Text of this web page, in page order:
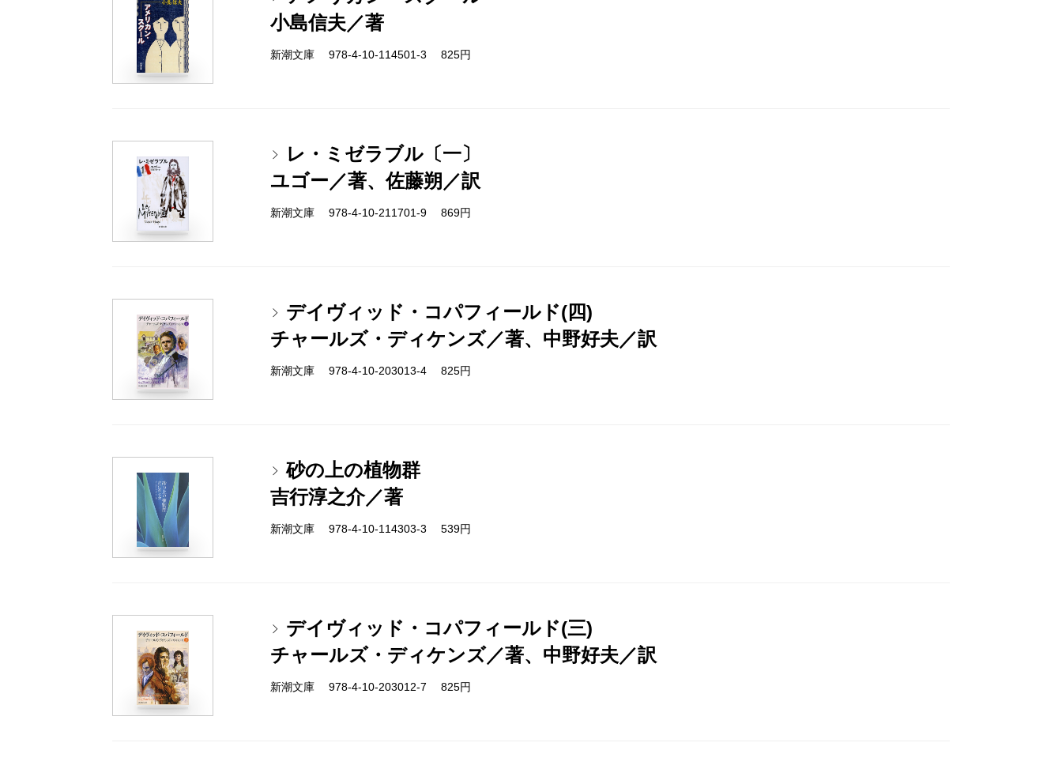
小島信夫／著
新潮文庫 978-4-10-114501-3 825円
レ・ミゼラブル〔一〕
ユゴー／著、佐藤朔／訳
新潮文庫 978-4-10-211701-9 869円
デイヴィッド・コパフィールド(四)
チャールズ・ディケンズ／著、中野好夫／訳
新潮文庫 978-4-10-203013-4 825円
砂の上の植物群
吉行淳之介／著
新潮文庫 978-4-10-114303-3 539円
デイヴィッド・コパフィールド(三)
チャールズ・ディケンズ／著、中野好夫／訳
新潮文庫 978-4-10-203012-7 825円